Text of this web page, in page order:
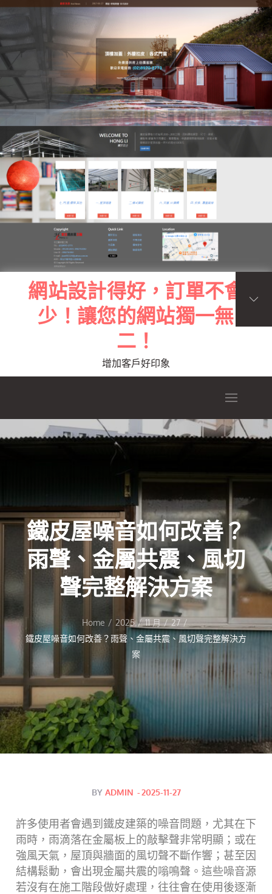
Skip
to
content
網站設計得好，訂單不會
少！讓您的網站獨一無
二！
增加客戶好印象
鐵皮屋噪音如何改善？
雨聲、金屬共震、風切
聲完整解決方案
Home 2025 11 月
27
鐵皮屋噪音如何改善？雨聲、金屬共震、風切聲完整解決方
案
BY ADMINPosted
2025-11-27
許多使用者會遇到鐵皮建築的噪音問題，尤其在下
雨時，雨滴落在金屬板上的敲擊聲非常明顯；或在
強風天氣，屋頂與牆面的風切聲不斷作響；甚至因
結構鬆動，會出現金屬共震的嗡鳴聲。這些噪音源
若沒有在施工階段做好處理，往往會在使用後逐漸